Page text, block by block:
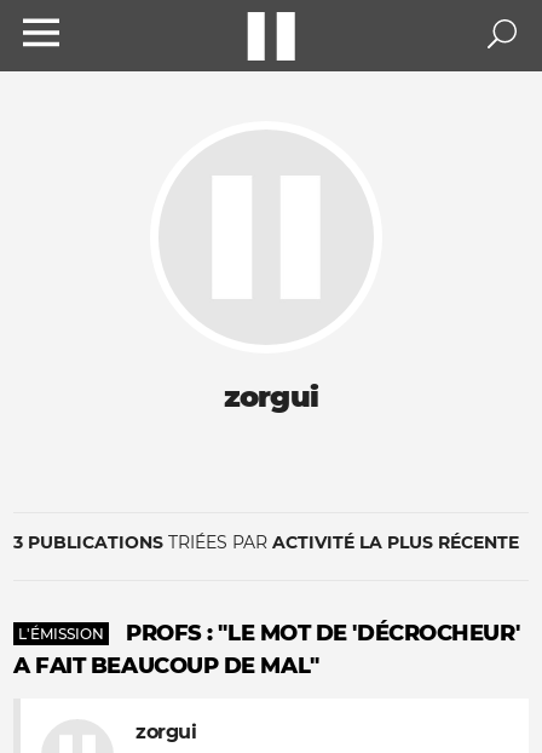
zorgui
3 PUBLICATIONS TRIÉES PAR ACTIVITÉ LA PLUS RÉCENTE
L'ÉMISSION
PROFS : "LE MOT DE 'DÉCROCHEUR'
A FAIT BEAUCOUP DE MAL"
zorgui